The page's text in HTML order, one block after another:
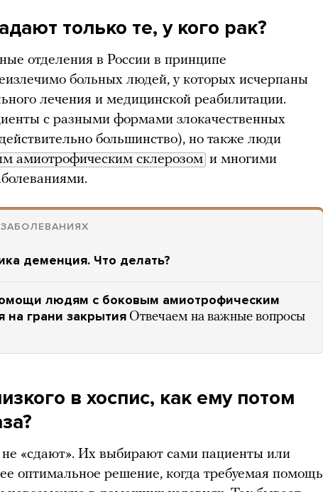
только те, у кого рак?
отделения в России в принципе
больных людей, у которых исчерпаны
лечения и медицинской реабилитации.
с разными формами злокачественных
большинство), но также люди
амиотрофическим склерозом и многими
деменция. Что делать?
людям с боковым амиотрофическим
на грани закрытия Отвечаем на важные вопросы
в хоспис, как ему потом
«сдают». Их выбирают сами пациенты или
оптимальное решение, когда требуемая помощь